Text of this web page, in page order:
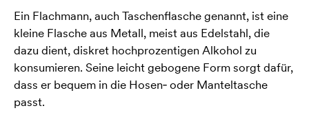
Ein Flachmann, auch Taschenflasche genannt, ist eine
kleine Flasche aus Metall, meist aus Edelstahl, die
dazu dient, diskret hochprozentigen Alkohol zu
konsumieren. Seine leicht gebogene Form sorgt dafür,
dass er bequem in die Hosen‑ oder Manteltasche
passt.